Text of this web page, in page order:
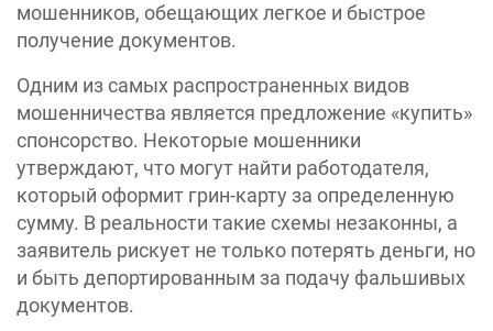
мошенников, обещающих легкое и быстрое
получение документов.
Одним из самых распространенных видов
мошенничества является предложение «купить»
спонсорство. Некоторые мошенники
утверждают, что могут найти работодателя,
который оформит грин-карту за определенную
сумму. В реальности такие схемы незаконны, а
заявитель рискует не только потерять деньги, но
и быть депортированным за подачу фальшивых
документов.